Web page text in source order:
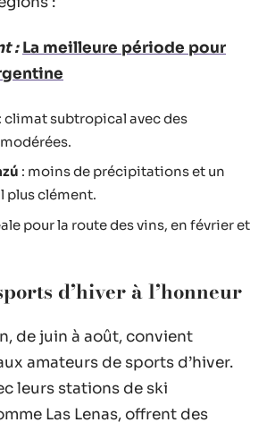
: La meilleure période pour
: climat subtropical avec des
: moins de précipitations et un
clément.
pour la route des vins, en février et
d’hiver à l’honneur
de juin à août, convient
amateurs de sports d’hiver.
leurs stations de ski
Las Lenas, offrent des